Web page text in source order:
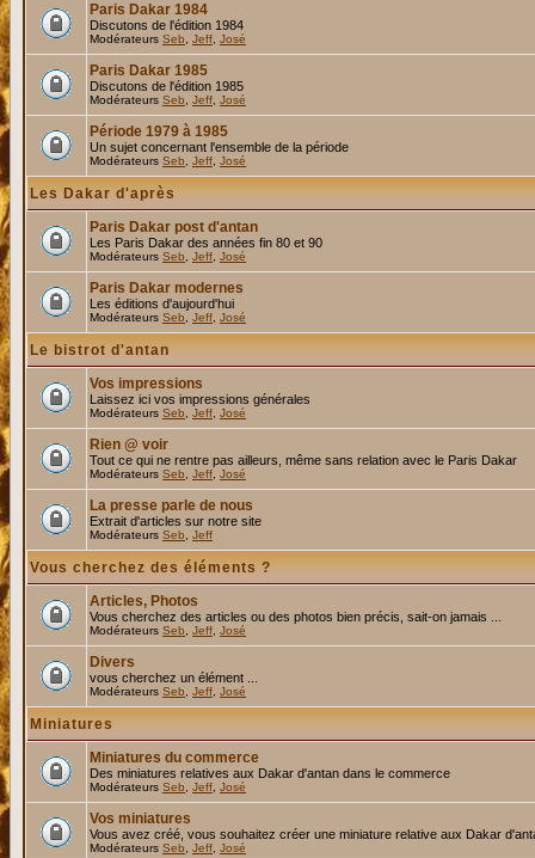
Paris Dakar 1984
Discutons de l'édition 1984
Modérateurs Seb Jeff José
Paris Dakar 1985
Discutons de l'édition 1985
Modérateurs Seb Jeff José
Période 1979 à 1985
Un sujet concernant l'ensemble de la période
Modérateurs Seb Jeff José
Les Dakar d'après
Paris Dakar post d'antan
Les Paris Dakar des années fin 80 et 90
Modérateurs Seb Jeff José
Paris Dakar modernes
Les éditions d'aujourd'hui
Modérateurs Seb Jeff José
Le bistrot d'antan
Vos impressions
Laissez ici vos impressions générales
Modérateurs Seb Jeff José
Rien @ voir
Tout ce qui ne rentre pas ailleurs, même sans relation avec le Paris Dakar
Modérateurs Seb Jeff José
La presse parle de nous
Extrait d'articles sur notre site
Modérateurs Seb Jeff
Vous cherchez des éléments ?
Articles, Photos
Vous cherchez des articles ou des photos bien précis, sait-on jamais ...
Modérateurs Seb Jeff José
Divers
vous cherchez un élément ...
Modérateurs Seb Jeff José
Miniatures
Miniatures du commerce
Des miniatures relatives aux Dakar d'antan dans le commerce
Modérateurs Seb Jeff José
Vos miniatures
Vous avez créé, vous souhaitez créer une miniature relative aux Dakar
Modérateurs Seb Jeff José